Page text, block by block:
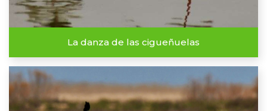
La danza de las cigueñuelas